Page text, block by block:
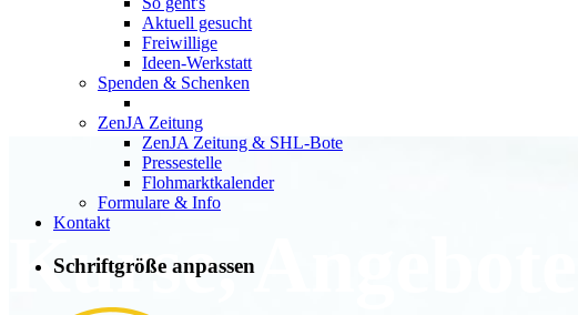
Aktuell gesucht
Freiwillige
Ideen-Werkstatt
Spenden & Schenken
ZenJA Zeitung
ZenJA Zeitung & SHL-Bote
Pressestelle
Flohmarktkalender
Formulare & Info
Kontakt
Schriftgröße anpassen
Kurse,